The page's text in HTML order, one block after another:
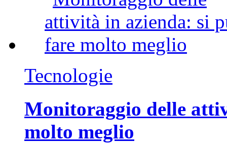
Tecnologie
Monitoraggio delle
molto meglio